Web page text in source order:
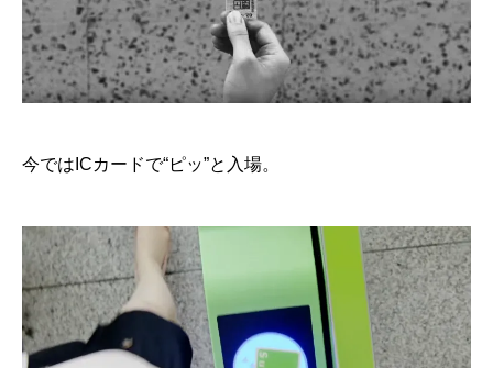
今ではICカードで“ピッ”と入場。